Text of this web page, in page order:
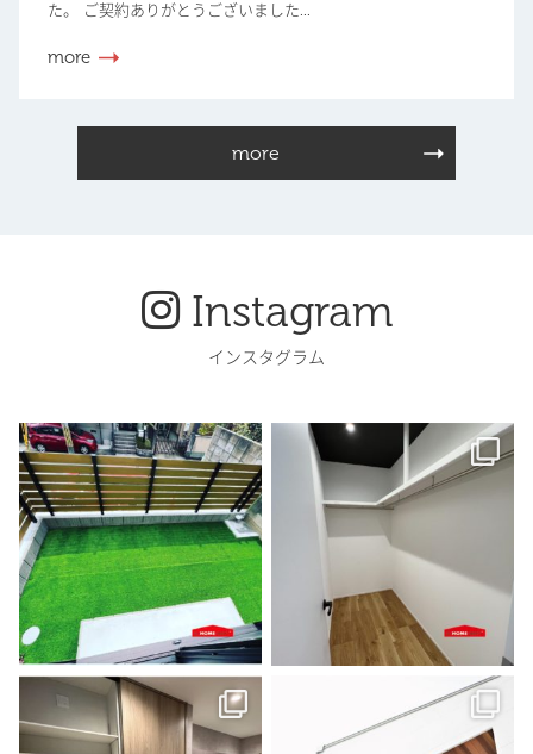
た。 ご契約ありがとうございました...
more
more
Instagram
インスタグラム